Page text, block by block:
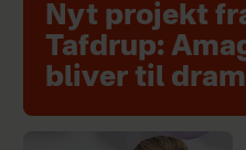
Nyt projekt
Tafdrup:
bliver til